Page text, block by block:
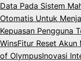
Data Pada Sistem
Otomatis Untuk
Kepuasan Pengguna
WinsFitur Reset Akun
of OlympusInovasi